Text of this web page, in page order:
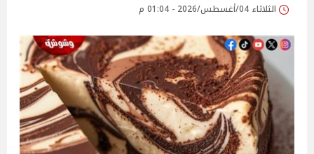
الثلاثاء 04/أغسطس/2026 - 01:04 م